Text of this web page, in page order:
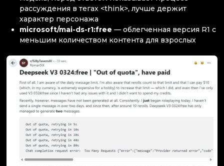
рассуждения в тегах <think>, лучше держит
характер персонажа
microsoft/mai-ds-r1:free — облегченная версия R1 с
меньшим количеством контента для взрослых